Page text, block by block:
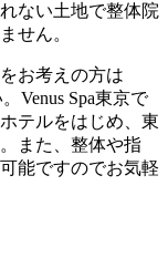
ない土地で整体院
せん。
お考えの方は
Venus Spa東京で
テルをはじめ、東
また、整体や指
能ですのでお気軽